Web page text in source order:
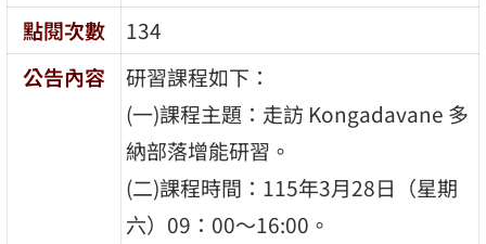
點閱次數
134
公告內容
研習課程如下：
(一)課程主題：走訪 Kongadavane 多
納部落增能研習。
(二)課程時間：115年3月28日（星期
六）09：00～16:00。